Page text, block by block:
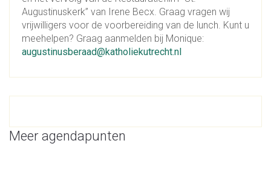
Augustinuskerk” van Irene Becx. Graag vragen wij
vrijwilligers voor de voorbereiding van de lunch. Kunt u
meehelpen? Graag aanmelden bij Monique:
augustinusberaad@katholiekutrecht.nl
Meer agendapunten